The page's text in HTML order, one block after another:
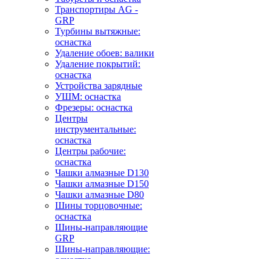
Транспортиры AG -
GRP
Турбины вытяжные:
оснастка
Удаление обоев: валики
Удаление покрытий:
оснастка
Устройства зарядные
УШМ: оснастка
Фрезеры: оснастка
Центры
инструментальные:
оснастка
Центры рабочие:
оснастка
Чашки алмазные D130
Чашки алмазные D150
Чашки алмазные D80
Шины торцовочные:
оснастка
Шины-направляющие
GRP
Шины-направляющие: